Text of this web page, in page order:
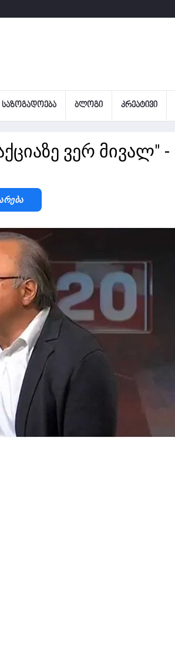
ᲡᲐᲖᲝᲒᲐᲓᲝᲔᲑᲐ ᲑᲚᲝᲒᲘ ᲙᲠᲔᲐᲢᲘᲕᲘ
ვერ მივალ" -